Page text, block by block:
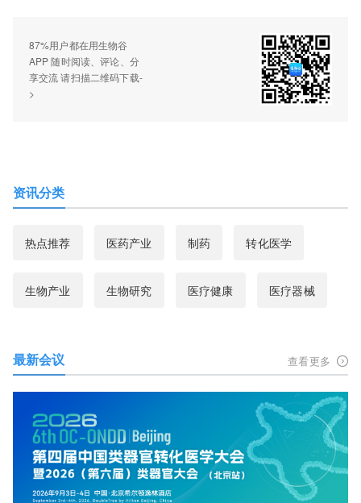
87%用户都在用生物谷
APP 随时阅读、评论、分
享交流 请扫描二维码下载-
>
资讯分类
热点推荐 医药产业 制药 转化医学
生物产业 生物研究 医疗健康 医疗器械
最新会议 查看更多